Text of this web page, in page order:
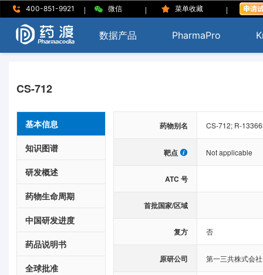
400-851-9921 | 微信 | 菜单收藏 |
数据产品 PharmaPro
CS-712
基本信息
知识图谱
研发概述
药物生命周期
中国研发进度
药品说明书
全球批准
药物别名 CS-712; R-
靶点 Not applicable
ATC 号
首批国家/区域
复方 否
原研公司 第一三共株式会社